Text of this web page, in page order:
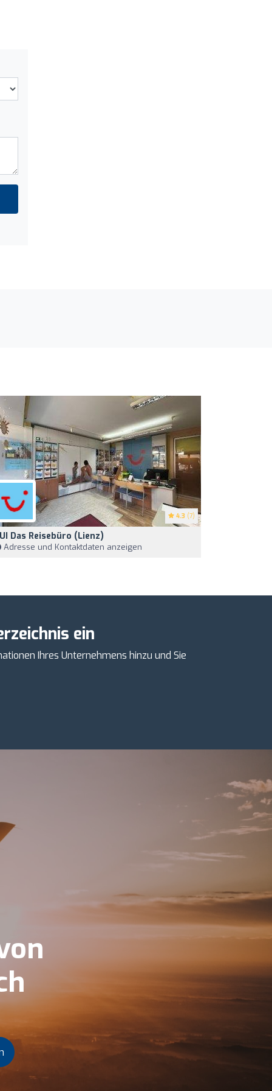
4.3 (7)
Das Reisebüro (Lienz)
Adresse und Kontaktdaten anzeigen
ein
Ihres Unternehmens hinzu und Sie